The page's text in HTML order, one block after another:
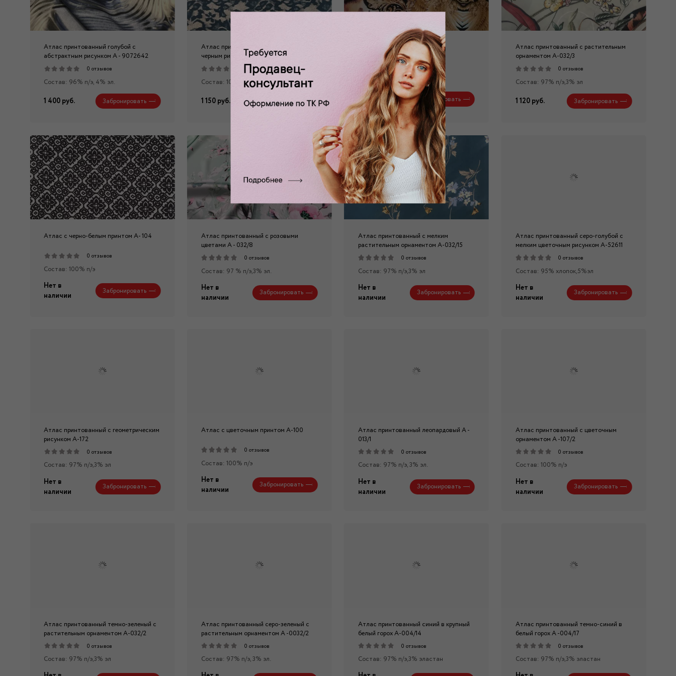
Атлас принтованный голубой с
абстрактным рисунком А - 9072642
0 отзывов
Состав: 96% п/э, 4% эл.
1 400 руб. Забронировать
Атлас принтованный бежевый с
черным рисунком А-52090
0 отзывов
Состав: 100% п/э
1 150 руб. Забронировать
Атлас принтованный А-100/2
0 отзывов
Состав: 100% п/э
1 150 руб. Забронировать
Атлас принтованный с растительным
орнаментом А-032/3
0 отзывов
Состав: 97% п/э,3% эл
1 120 руб. Забронировать
Атлас с черно-белым принтом А- 104
0 отзывов
Состав: 100% п/э
Нет в
наличии
Забронировать
Атлас принтованный с розовыми
цветами А - 032/8
0 отзывов
Состав: 97 % п/э,3% эл.
Нет в
наличии
Забронировать
Атлас принтованный с мелким
растительным орнаментом А-032/15
0 отзывов
Состав: 97% п/э,3% эл
Нет в
наличии
Забронировать
Атлас принтованный серо-голубой с
мелким цветочным рисунком А-52611
0 отзывов
Состав: 95% хлопок,5%эл
Нет в
наличии
Забронировать
Атлас принтованный с геометрическим
рисунком А-172
0 отзывов
Состав: 97% п/э,3% эл
Нет в
наличии
Забронировать
Атлас с цветочным принтом А-100
0 отзывов
Состав: 100% п/э
Нет в
наличии
Забронировать
Атлас принтованный леопардовый А -
013/1
0 отзывов
Состав: 97% п/э, 3% эл.
Нет в
наличии
Забронировать
Атлас принтованный с цветочным
орнаментом А -107/2
0 отзывов
Состав: 100% п/э
Нет в
наличии
Забронировать
Атлас принтованный темно-зеленый с
растительным орнаментом А-032/2
0 отзывов
Состав: 97% п/э,3% эл
Атлас принтованный серо-зеленый с
растительным орнаментом А -0032/2
0 отзывов
Состав: 97% п/э, 3% эл.
Атлас принтованный синий в крупный
белый горох А-004/14
0 отзывов
Состав: 97% п/э,3% эластан
Атлас принтованный темно-синий в
белый горох А -004/17
0 отзывов
Состав: 97% п/э,3% эластан